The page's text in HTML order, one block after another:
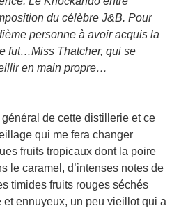
du célèbre J&B. Pour
personne à avoir acquis la
fut…Miss Thatcher, qui se
en main propre…
de cette distillerie et ce
qui me fera changer
fruits tropicaux dont la poire
le caramel, d’intenses notes de
timides fruits rouges séchés
et ennuyeux, un peu vieillot qui a